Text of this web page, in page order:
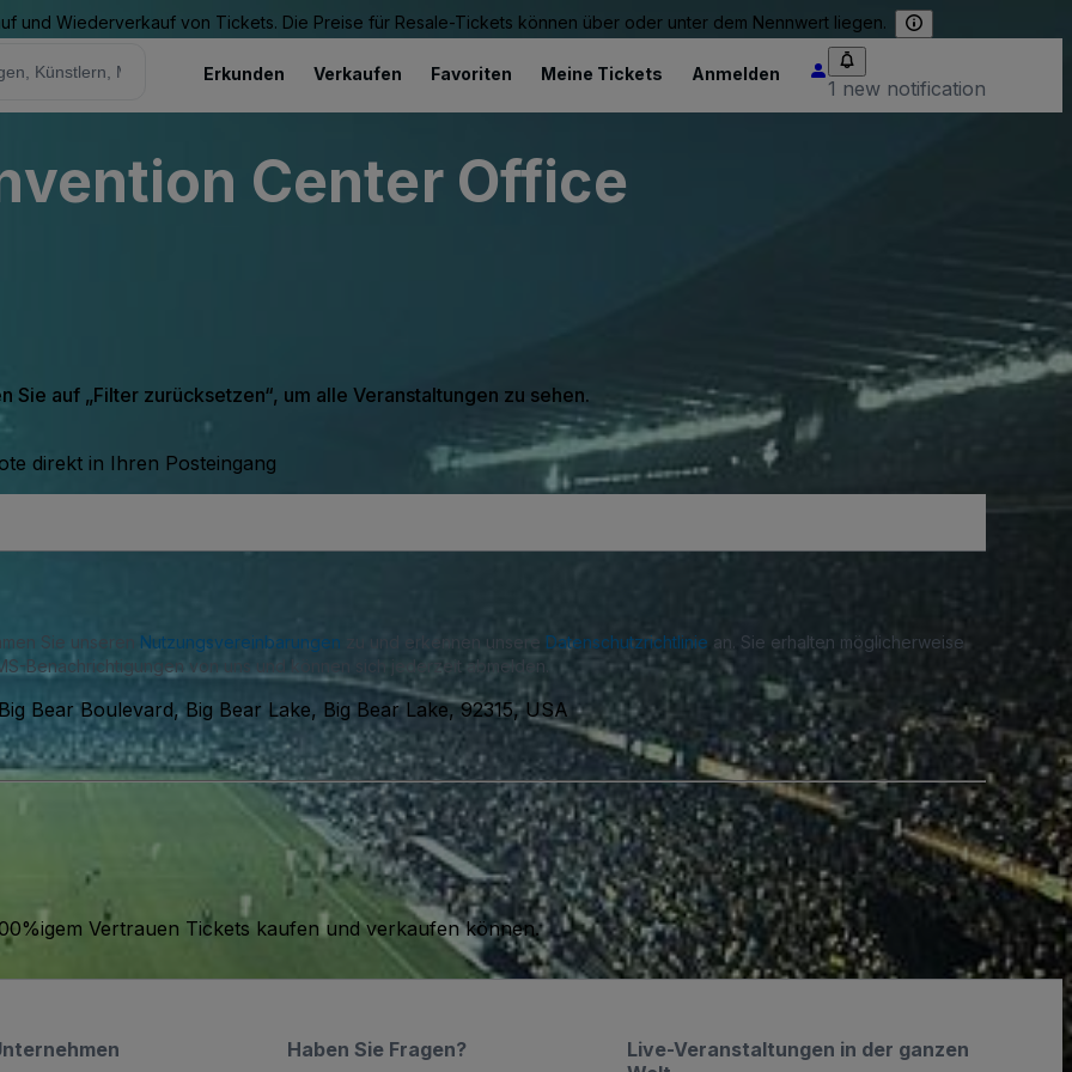
und Wiederverkauf von Tickets. Die Preise für Resale-Tickets können über oder unter dem Nennwert liegen.
Erkunden Verkaufen Favoriten Meine Tickets Anmelden
1 new notification
Center Office
Sie auf „Filter zurücksetzen“, um alle Veranstaltungen zu sehen.
direkt in Ihren Posteingang
Sie unseren Nutzungsvereinbarungen zu und erkennen unsere Datenschutzrichtlinie an. Sie erhalten möglicherweise
Benachrichtigungen von uns und können sich jederzeit abmelden.
Bear Boulevard, Big Bear Lake, Big Bear Lake, 92315, USA
Vertrauen Tickets kaufen und verkaufen können.
Live-Veranstaltungen in der ganzen
Haben Sie Fragen?